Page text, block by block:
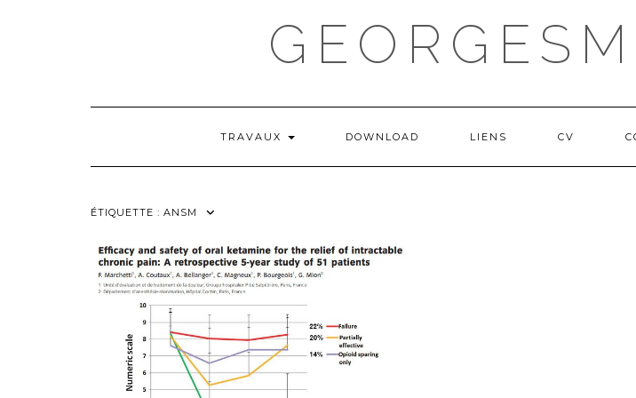
TRAVAUX DOWNLOAD LIENS CV
ÉTIQUETTE : ANSM